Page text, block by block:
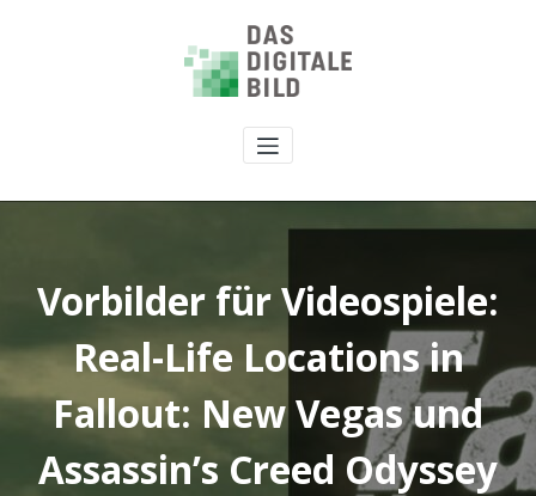
Vorbilder für Videospiele:
Real-Life Locations in
Fallout: New Vegas und
Assassin’s Creed Odyssey